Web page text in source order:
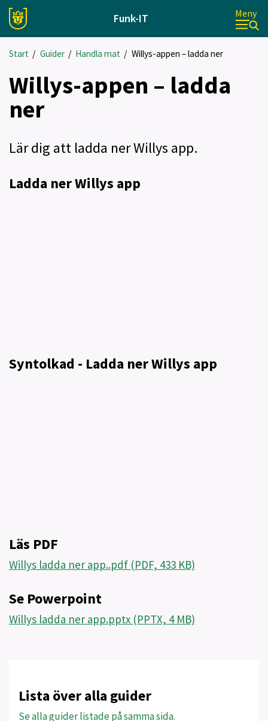
Funk-IT Meny
Start / Guider/ Handla mat / Willys-appen – ladda ner
Willys-appen – ladda
ner
Lär dig att ladda ner Willys app.
Ladda ner Willys app
Syntolkad - Ladda ner Willys app
Läs PDF
Willys ladda ner app..pdf (PDF, 433 KB)
Se Powerpoint
Willys ladda ner app.pptx (PPTX, 4 MB)
Lista över alla guider
Se alla guider listade på samma sida.